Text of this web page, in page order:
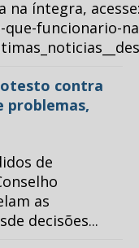
na íntegra,
que-funcionario-
contra
problemas,
de
as
decisões...